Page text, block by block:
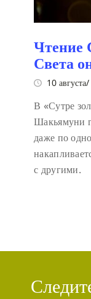
Чтение
Света
10
В «Сутре
Шакьямуни
даже по
с другими.